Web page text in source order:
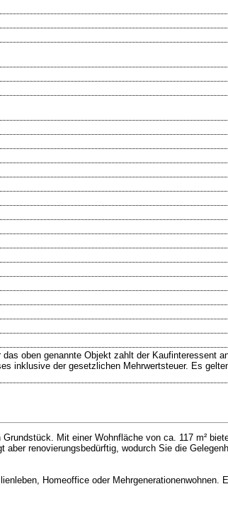
oben genannte Objekt zahlt der Kaufinteressent
inklusive der gesetzlichen Mehrwertsteuer. Es
Mit einer Wohnfläche von ca. 117 m²
renovierungsbedürftig, wodurch Sie die
Homeoffice oder Mehrgenerationenwohnen.